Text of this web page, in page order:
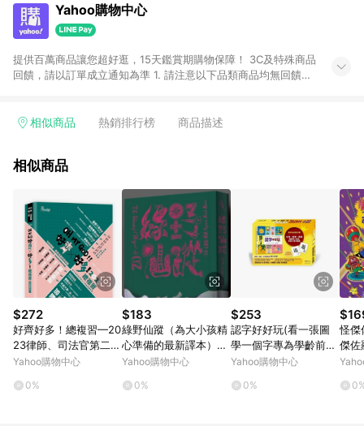
Yahoo購物中心
提供百萬商品讓您超好逛，15天鑑賞期購物保障！ 3C及特殊商品
回饋，請以訂單成立通知為準 1. 請注意以下品類商品均無回饋：
電玩/遊戲/相機/單眼/鏡頭/拍立得 [2024/6/1起適用] -內接硬
的購回饋活動享Yahoo超贈點回饋者 - 購物中心商店之商品：商
3. 訂單回饋金額將扣除運費/購物金/超贈點/福利金/紅利折抵/折
價券等虛擬貨幣折抵 4. 大宗採購或批發轉賣不具回饋資格： 如
有相關事證認定您為大宗採購、批發轉賣而非最終消費使用者，
相關認定以Yahoo購物中心之認定為準
相似商品 熱銷排行榜 商品描述
相似商品
$272
好齊好多！總複習—20
23律師、司法官第二試
[二手書_良好]
Yahoo購物中心
0%
$183
綠野仙蹤（為大小孩精
心準備的最新譯本）
[二手書_良好]
Yahoo購物中心
0%
$253
認字好好玩(看一張圖
學一個字專為學齡前兒
童設計右腦識字越學越
Yahoo購物中心
0%
怪傑
傑佐
[二